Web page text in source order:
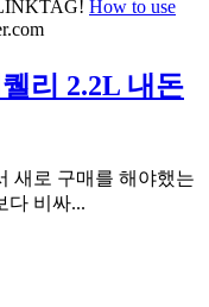
How to use
리 2.2L 내돈
새로 구매를 해야했는
다 비싸...